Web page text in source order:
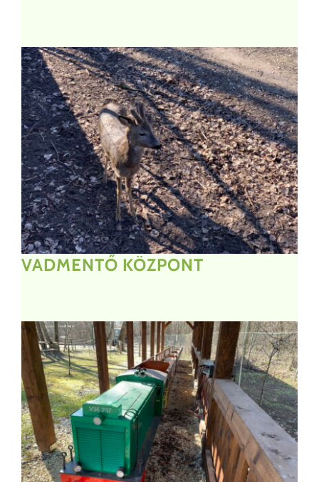
VADMENTŐ KÖZPONT